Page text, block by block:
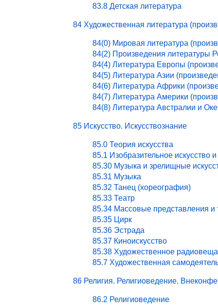
83.8 Детская литература
84 Художественная литература
84(0) Мировая литература
84(2) Произведения литературы
84(4) Литература Европы
84(5) Литература Азии
84(6) Литература Африки
84(7) Литература Америки
84(8) Литература Австралии и
85 Искусство. Искусствознание
85.0 Теория искусства
85.1 Изобразительное искусство и
85.30 Музыка и зрелищные
85.31 Музыка
85.32 Танец (хореография)
85.33 Театр
85.34 Массовые представления и
85.35 Цирк
85.36 Эстрада
85.37 Киноискусство
85.38 Художественное
85.7 Художественная
86 Религия. Религиоведение.
86.2 Религиоведение